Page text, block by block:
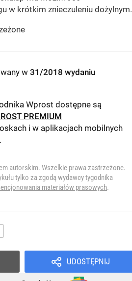
w krótkim znieczuleniu dożylnym.
w 31/2018 wydaniu
Wprost dostępne są
PREMIUM
i w aplikacjach mobilnych
.
autorskim. Wszelkie prawa zastrzeżone.
tylko za zgodą wydawcy tygodnika
materiałów prasowych.
UDOSTĘPNIJ